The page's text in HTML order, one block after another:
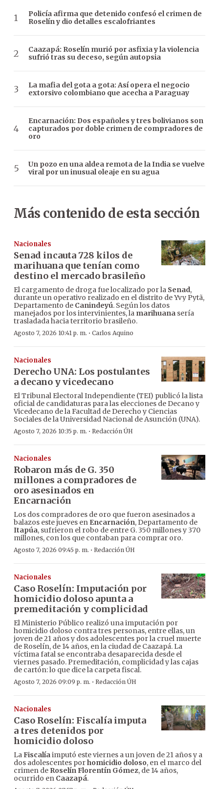
Policía afirma que detenido confesó el crimen de
Roselín y dio detalles escalofriantes
Caazapá: Roselín murió por asfixia y la violencia
sufrió tras su deceso, según autopsia
La mafia del gota a gota: Así opera el negocio
extorsivo colombiano que acecha a Paraguay
Encarnación: Dos españoles y tres bolivianos son
capturados por doble crimen de compradores de
oro
Un pozo en una aldea remota de la India se vuelve
viral por un inusual oleaje en su agua
Más contenido de esta sección
Nacionales
Senad incauta 728 kilos de
marihuana que tenían como
destino el mercado brasileño
El cargamento de droga fue localizado por la Senad,
durante un operativo realizado en el distrito de Yvy Pytã,
Departamento de Canindeyú. Según los datos
manejados por los intervinientes, la marihuana sería
trasladada hacia territorio brasileño.
Agosto 7, 2026 10:41 p. m. · Carlos Aquino
Nacionales
Derecho UNA: Los postulantes
a decano y vicedecano
El Tribunal Electoral Independiente (TEI) publicó la lista
oficial de candidaturas para las elecciones de Decano y
Vicedecano de la Facultad de Derecho y Ciencias
Sociales de la Universidad Nacional de Asunción (UNA).
Agosto 7, 2026 10:35 p. m. · Redacción ÚH
Nacionales
Robaron más de G. 350
millones a compradores de
oro asesinados en
Encarnación
Los dos compradores de oro que fueron asesinados a
balazos este jueves en Encarnación, Departamento de
Itapúa, sufrieron el robo de entre G. 350 millones y 370
millones, con los que contaban para comprar oro.
Agosto 7, 2026 09:45 p. m. · Redacción ÚH
Nacionales
Caso Roselín: Imputación por
homicidio doloso apunta a
premeditación y complicidad
El Ministerio Público realizó una imputación por
homicidio doloso contra tres personas, entre ellas, un
joven de 21 años y dos adolescentes por la cruel muerte
de Roselín, de 14 años, en la ciudad de Caazapá. La
víctima fatal se encontraba desaparecida desde el
viernes pasado. Premeditación, complicidad y las cajas
de cartón: lo que dice la carpeta fiscal.
Agosto 7, 2026 09:09 p. m. · Redacción ÚH
Nacionales
Caso Roselín: Fiscalía imputa
a tres detenidos por
homicidio doloso
LaFiscalíaimputó este viernes a un joven de 21 años y a
dos adolescentes porhomicidio doloso, en el marco del
crimen de Roselín Florentín Gómez, de 14 años,
ocurrido en Caazapá.